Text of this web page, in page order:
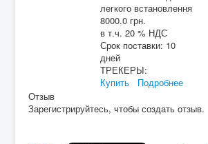
легкого встановлення
8000.0 грн.
в т.ч. 20 % НДС
Срок поставки: 10
дней
ТРЕКЕРЫ:
Купить
Подробнее
Отзыв
Зарегистрируйтесь, чтобы создать отзыв.